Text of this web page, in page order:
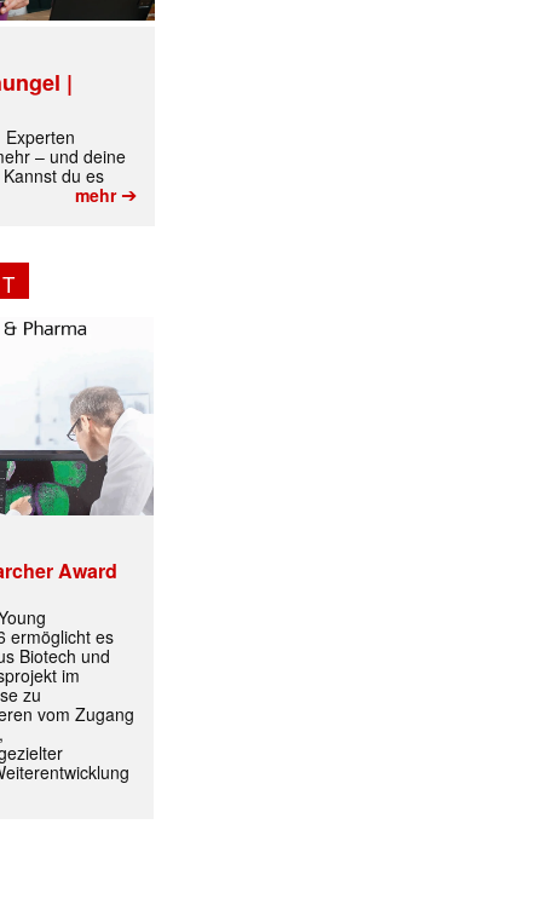
|
Experten
– und deine
du es
mehr➔
Award
ermöglicht es
Biotech und
im
zu
vom Zugang